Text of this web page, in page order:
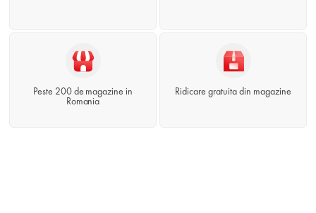
Peste 200 de magazine in
Romania
Ridicare gratuita din magazine